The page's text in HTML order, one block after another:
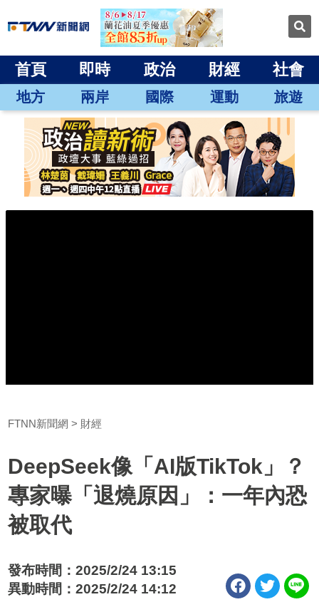
首頁 即時 政治 財經 社會
地方 兩岸 國際 運動 旅遊
FTNN新聞網 財經
DeepSeek像「AI版TikTok」？
專家曝「退燒原因」：一年內恐
被取代
發布時間：2025/2/24 13:15
異動時間：2025/2/24 14:12